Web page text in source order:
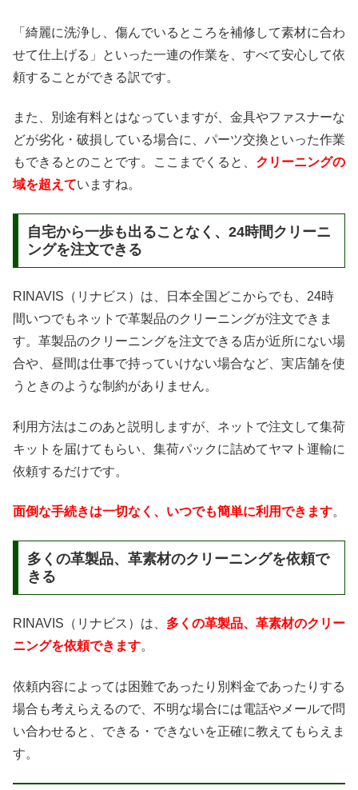
「綺麗に洗浄し、傷んでいるところを補修して素材に合わ
せて仕上げる」といった一連の作業を、すべて安心して依
頼することができる訳です。
また、別途有料とはなっていますが、金具やファスナーな
どが劣化・破損している場合に、パーツ交換といった作業
もできるとのことです。ここまでくると、 クリーニングの
域を超えていますね。
自宅から一歩も出ることなく、24時間クリーニ
ングを注文できる
RINAVIS（リナビス）は、日本全国どこからでも、24時
間いつでもネットで革製品のクリーニングが注文できま
す。革製品のクリーニングを注文できる店が近所にない場
合や、昼間は仕事で持っていけない場合など、実店舗を使
うときのような制約がありません。
利用方法はこのあと説明しますが、ネットで注文して集荷
キットを届けてもらい、集荷パックに詰めてヤマト運輸に
依頼するだけです。
面倒な手続きは一切なく、いつでも簡単に利用できます。
多くの革製品、革素材のクリーニングを依頼で
きる
RINAVIS（リナビス）は、 多くの革製品、革素材のクリー
ニングを依頼できます。
依頼内容によっては困難であったり別料金であったりする
場合も考えらえるので、不明な場合には電話やメールで問
い合わせると、できる・できないを正確に教えてもらえま
す。